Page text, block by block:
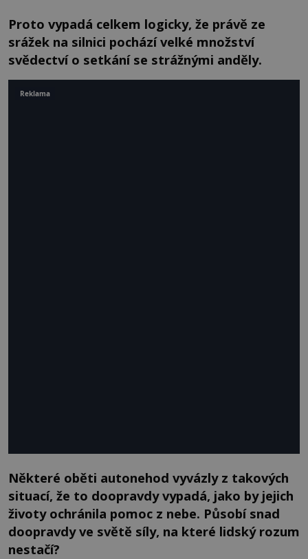
Proto vypadá celkem logicky, že právě ze
srážek na silnici pochází velké množství
svědectví o setkání se strážnými anděly.
Některé oběti autonehod vyvázly z takových
situací, že to doopravdy vypadá, jako by jejich
životy ochránila pomoc z nebe. Působí snad
doopravdy ve světě síly, na které lidský rozum
nestačí?
Reklama